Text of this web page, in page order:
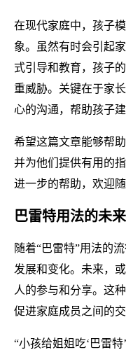
在现代家庭中，孩子
象。虽然有时会引起
式引导和教育，孩子
重威胁。关键在于家
心的沟通，帮助孩子
希望这篇文章能够帮
并为他们提供有用的
进一步的帮助，欢迎随
巴雷特用法的未
随着“巴雷特”用法的
发展和变化。未来，
人的参与和分享。这
促进家庭成员之间的交
“小孩给姐姐吃‘巴雷